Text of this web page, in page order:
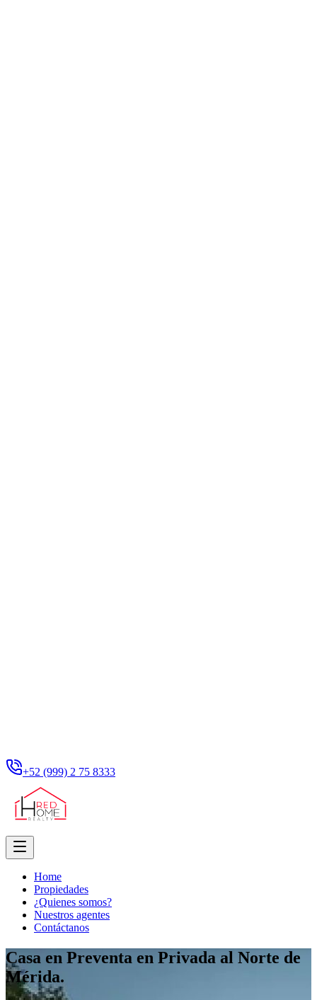
+52 (999) 2 75 8333
Home
Propiedades
¿Quienes somos?
Nuestros agentes
Contáctanos
Casa en Preventa en Privada al Norte de
Mérida.